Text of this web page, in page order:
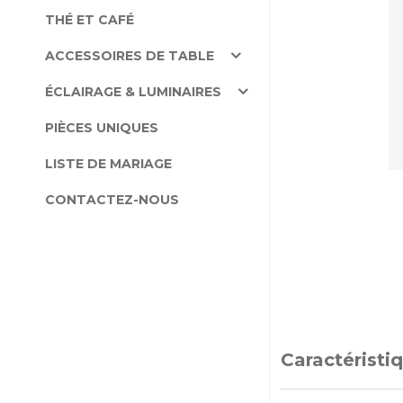
THÉ ET CAFÉ
ACCESSOIRES DE TABLE
ÉCLAIRAGE & LUMINAIRES
PIÈCES UNIQUES
LISTE DE MARIAGE
CONTACTEZ-NOUS